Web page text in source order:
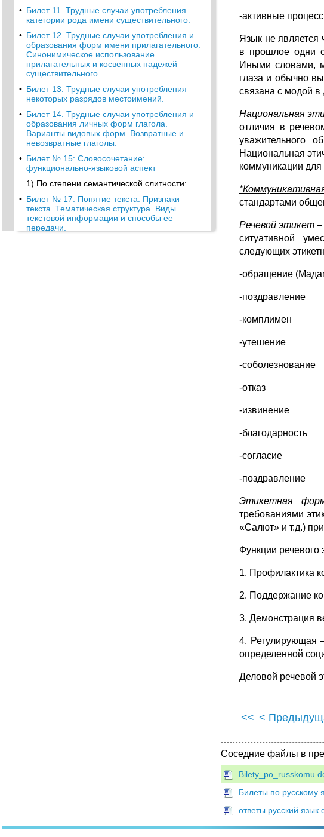
• Билет 11. Трудные случаи употребления
категории рода имени существительного.
• Билет 12. Трудные случаи употребления и
образования форм имени прилагательного.
Синонимическое использование
прилагательных и косвенных падежей
существительного.
• Билет 13. Трудные случаи употребления
некоторых разрядов местоимений.
• Билет 14. Трудные случаи употребления и
образования личных форм глагола.
Варианты видовых форм. Возвратные и
невозвратные глаголы.
• Билет № 15: Словосочетание:
функционально-языковой аспект
1) По степени семантической слитности:
• Билет № 17. Понятие текста. Признаки
текста. Тематическая структура. Виды
текстовой информации и способы ее
передачи.
-активные
Язык не является
в прошлое одни
Иными словами,
глаза и обычно
связана с модой в
Национальная
отличия в
уважительного
Национальная
комму­никации для
стандартами
Речевой этикет –
ситуативной
следующих
-обращение
-поздравление
-комплимен
-утешение
-соболезнование
-отказ
-извинение
-благодарность
-согласие
-поздравление
Этикетная
требованиями
«Салют» и т.д.)
Функции речевого
1. Профилактика
2. Поддержание
3. Демонстрация
4. Регулирующая
определенной
Деловой речевой
<< <
Соседние файлы в
Билеты по русскому
ответы русский